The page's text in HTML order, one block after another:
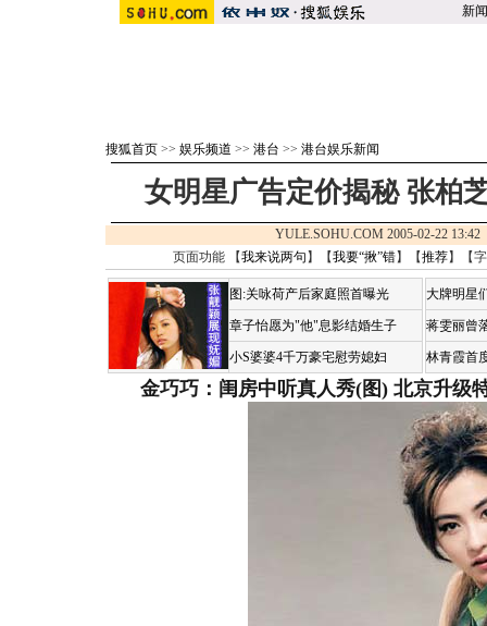
新闻
搜狐首页 >> 娱乐频道 >> 港台 >> 港台娱乐新闻
女明星广告定价揭秘 张柏
YULE.SOHU.COM 2005-02-22
页面功能 【我来说两句 】【我要“揪”错】【推荐】【
图:关咏荷产后家庭照首曝光
章子怡愿为"他"息影结婚生子
小S婆婆4千万豪宅慰劳媳妇
大牌明星
蒋雯丽曾
林青霞首
金巧巧：闺房中听真人秀(图) 北京升级